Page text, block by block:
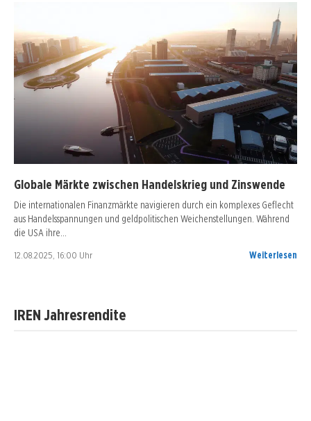
Globale Märkte zwischen Handelskrieg und Zinswende
Die internationalen Finanzmärkte navigieren durch ein komplexes Geflecht
aus Handelsspannungen und geldpolitischen Weichenstellungen. Während
die USA ihre…
12.08.2025, 16:00 Uhr Weiterlesen
IREN Jahresrendite